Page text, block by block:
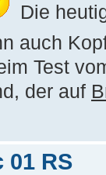
Die
auch
Test
der auf
01 RS